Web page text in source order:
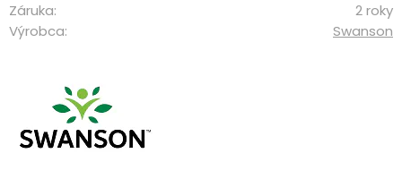
Záruka:
2 roky
Výrobca:
Swanson